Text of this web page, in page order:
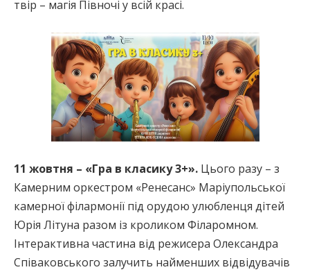
твір – магія Півночі у всій красі.
11 жовтня – «Гра в класику 3+». Цього разу – з
Камерним оркестром «Ренесанс» Маріупольської
камерної філармонії під орудою улюбленця дітей
Юрія Літуна разом із кроликом Філаромном.
Інтерактивна частина від режисера Олександра
Співаковського залучить найменших відвідувачів